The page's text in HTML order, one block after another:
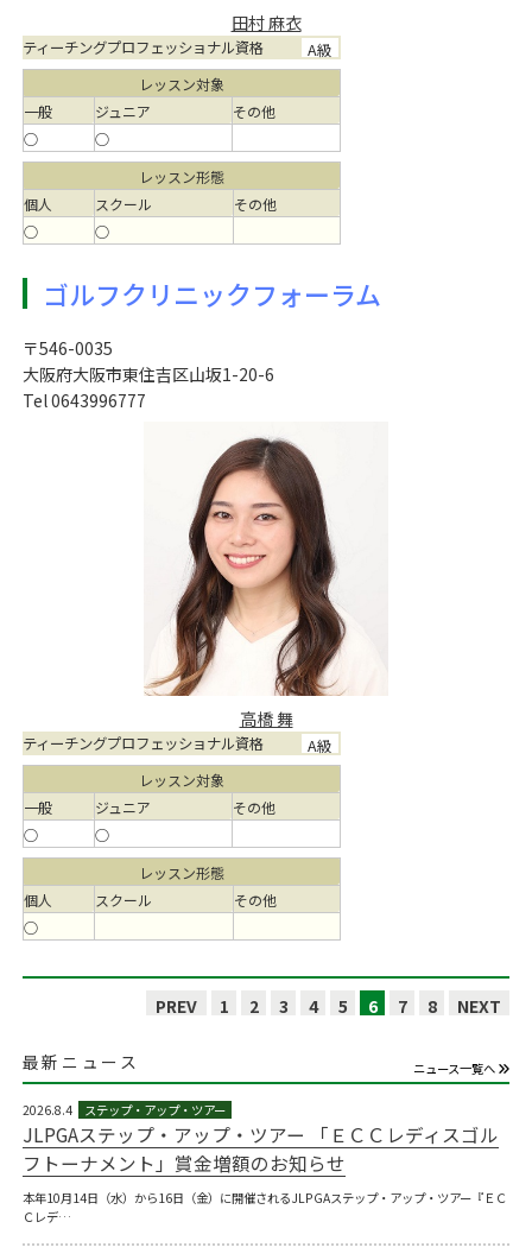
田村 麻衣
ティーチングプロフェッショナル資格 A級
レッスン対象
一般
ジュニア
その他
○
○
レッスン形態
個人
スクール
その他
○
○
ゴルフクリニックフォーラム
〒546-0035
大阪府大阪市東住吉区山坂1-20-6
Tel 0643996777
高橋 舞
ティーチングプロフェッショナル資格 A級
レッスン対象
一般
ジュニア
その他
○
○
レッスン形態
個人
スクール
その他
○
PREV 1 2 3 4 5 6 7 8 NEXT
最新ニュース ニュース一覧へ
2026.8.4
JLPGAステップ・アップ・ツアー 「ＥＣＣレディスゴル
フトーナメント」賞金増額のお知らせ
本年10月14日（水）から16日（金）に開催されるJLPGAステップ・アップ・ツアー『ＥＣ
Ｃレデ…